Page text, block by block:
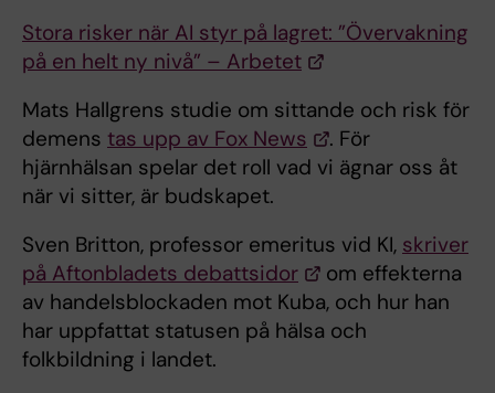
Stora risker när AI styr på lagret: ”Övervakning
på en helt ny nivå” – Arbetet
Mats Hallgrens studie om sittande och risk för
demens tas upp av Fox News
. För
hjärnhälsan spelar det roll vad vi ägnar oss åt
när vi sitter, är budskapet.
Sven Britton, professor emeritus vid KI, skriver
på Aftonbladets debattsidor
om effekterna
av handelsblockaden mot Kuba, och hur han
har uppfattat statusen på hälsa och
folkbildning i landet.